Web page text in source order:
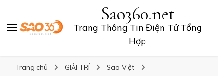
Sao360.net
Trang Thông Tin Điện Tử Tổng
Hợp
Trang chủ GIẢI TRÍ
Sao Việt